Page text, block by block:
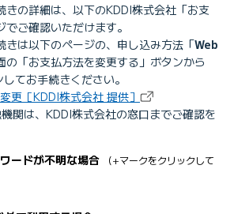
きの詳細は、以下のKDDI株式会社「お支
ご確認いただけます。
きは以下のページの、申し込み方法「Web
の「お支払方法を変更する」ボタンから
てお手続きください。
更［KDDI株式会社 提供］
関は、KDDI株式会社の窓口までご確認を
ードが不明な場合
（+マークをクリックして